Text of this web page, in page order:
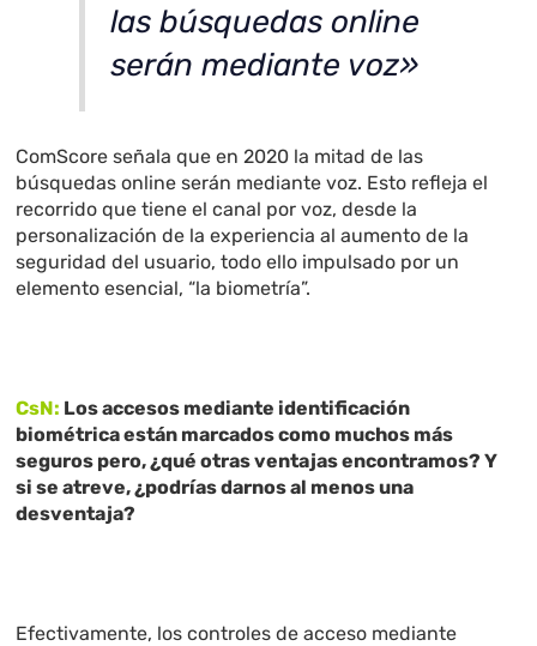
las búsquedas online
serán mediante voz»
ComScore señala que en 2020 la mitad de las
búsquedas online serán mediante voz. Esto refleja el
recorrido que tiene el canal por voz, desde la
personalización de la experiencia al aumento de la
seguridad del usuario, todo ello impulsado por un
elemento esencial, “la biometría”.
CsN: Los accesos mediante identificación
biométrica están marcados como muchos más
seguros pero, ¿qué otras ventajas encontramos? Y
si se atreve, ¿podrías darnos al menos una
desventaja?
Efectivamente, los controles de acceso mediante